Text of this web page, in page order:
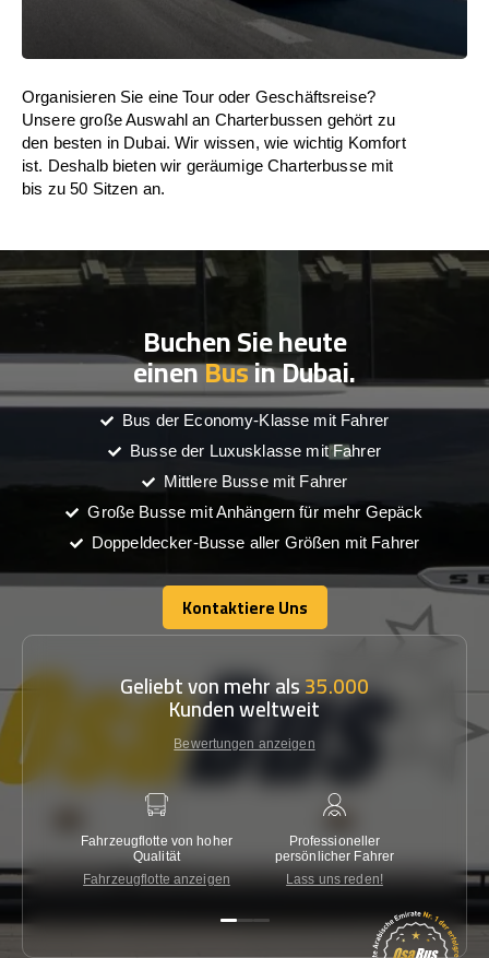
Organisieren Sie eine Tour oder Geschäftsreise?
Unsere große Auswahl an Charterbussen gehört zu
den besten in Dubai. Wir wissen, wie wichtig Komfort
ist. Deshalb bieten wir geräumige Charterbusse mit
bis zu 50 Sitzen an.
Buchen Sie heute
einenBusin Dubai.
Bus der Economy-Klasse mit Fahrer
Busse der Luxusklasse mit Fahrer
Mittlere Busse mit Fahrer
Große Busse mit Anhängern für mehr Gepäck
Doppeldecker-Busse aller Größen mit Fahrer
Kontaktiere Uns
Kontaktiere Uns
Geliebt von mehr als35.000
Kunden weltweit
Bewertungen anzeigen
Fahrzeugflotte von hoher
Qualität
Fahrzeugflotte anzeigen
Professioneller
persönlicher Fahrer
Lass uns reden!